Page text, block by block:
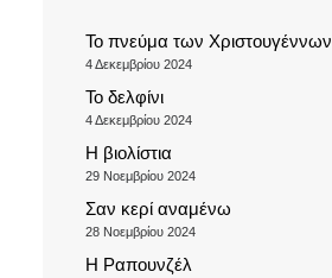
Το πνεύμα των Χριστουγέννων
4 Δεκεμβρίου 2024
Το δελφίνι
4 Δεκεμβρίου 2024
Η βιολίστια
29 Νοεμβρίου 2024
Σαν κερί αναμένω
28 Νοεμβρίου 2024
Η Ραπουνζέλ